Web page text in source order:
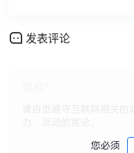
发表评论
您必须